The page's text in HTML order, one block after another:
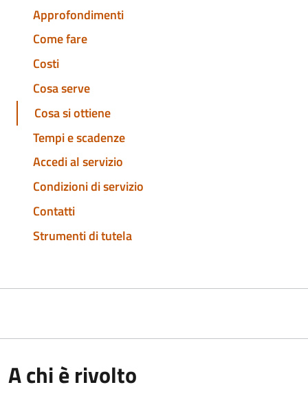
Approfondimenti
Come fare
Costi
Cosa serve
Cosa si ottiene
Tempi e scadenze
Accedi al servizio
Condizioni di servizio
Contatti
Strumenti di tutela
A chi è rivolto